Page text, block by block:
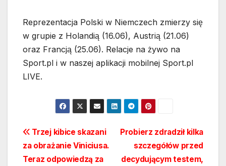
Reprezentacja Polski w Niemczech zmierzy się
w grupie z Holandią (16.06), Austrią (21.06)
oraz Francją (25.06). Relacje na żywo na
Sport.pl i w naszej aplikacji mobilnej Sport.pl
LIVE.
Nawigacja
wpisu
Probierz zdradził kilka
szczegółów przed
decydującym testem,
Trzej kibice skazani
za obrażanie Viniciusa.
Teraz odpowiedzą za